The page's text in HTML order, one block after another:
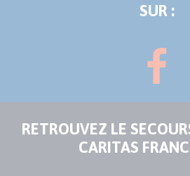
SUR :
RETROUVEZ LE
CARITAS